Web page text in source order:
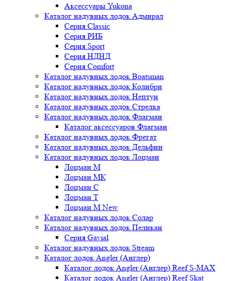
Аксессуары Yukona
Каталог надувных лодок Адмирал
Серия Classic
Серия РИБ
Серия Sport
Серия НДНД
Серия Comfort
Каталог надувных лодок Boatsman
Каталог надувных лодок Колибри
Каталог надувных лодок Нептун
Каталог надувных лодок Стрелка
Каталог надувных лодок Флагман
Каталог аксессуаров Флагман
Каталог надувных лодок Фрегат
Каталог надувных лодок Дельфин
Каталог надувных лодок Лоцман
Лоцман М
Лоцман МК
Лоцман С
Лоцман Т
Лоцман М New
Каталог надувных лодок Солар
Каталог надувных лодок Пеликан
Серия Gavial
Каталог надувных лодок Stream
Каталог лодок Angler (Англер)
Каталог лодок Angler (Англер) Reef S-MAX
Каталог лодок Angler (Англер) Reef Skat